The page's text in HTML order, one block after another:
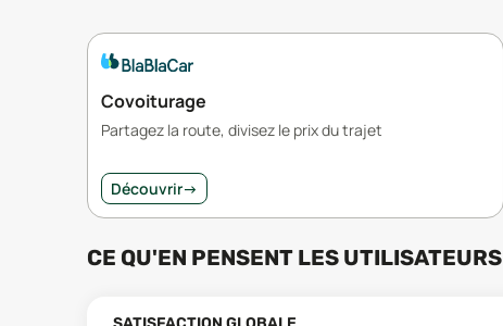
Covoiturage
Partagez la route, divisez le prix du trajet
Découvrir→
CE QU'EN PENSENT LES UTILISATEURS